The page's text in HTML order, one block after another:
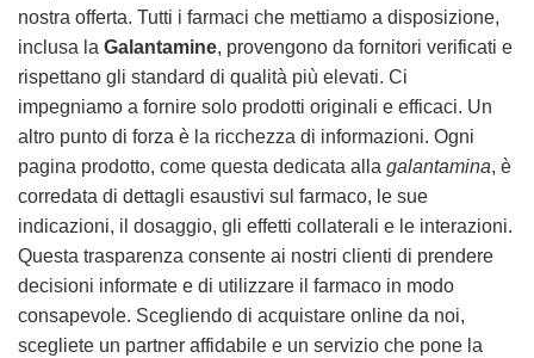
nostra offerta. Tutti i farmaci che mettiamo a disposizione,
inclusa la Galantamine, provengono da fornitori verificati e
rispettano gli standard di qualità più elevati. Ci
impegniamo a fornire solo prodotti originali e efficaci. Un
altro punto di forza è la ricchezza di informazioni. Ogni
pagina prodotto, come questa dedicata alla galantamina, è
corredata di dettagli esaustivi sul farmaco, le sue
indicazioni, il dosaggio, gli effetti collaterali e le interazioni.
Questa trasparenza consente ai nostri clienti di prendere
decisioni informate e di utilizzare il farmaco in modo
consapevole. Scegliendo di acquistare online da noi,
scegliete un partner affidabile e un servizio che pone la